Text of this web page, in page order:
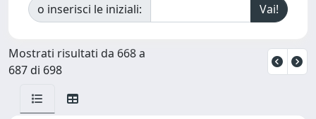
o inserisci le iniziali:
Mostrati risultati da 668 a
687 di 698